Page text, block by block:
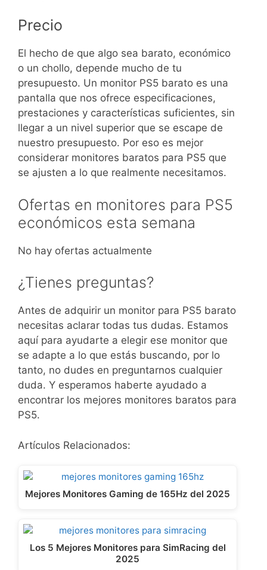
Precio
El hecho de que algo sea barato, económico
o un chollo, depende mucho de tu
presupuesto. Un monitor PS5 barato es una
pantalla que nos ofrece especificaciones,
prestaciones y características suficientes, sin
llegar a un nivel superior que se escape de
nuestro presupuesto. Por eso es mejor
considerar monitores baratos para PS5 que
se ajusten a lo que realmente necesitamos.
Ofertas en monitores para PS5
económicos esta semana
No hay ofertas actualmente
¿Tienes preguntas?
Antes de adquirir un monitor para PS5 barato
necesitas aclarar todas tus dudas. Estamos
aquí para ayudarte a elegir ese monitor que
se adapte a lo que estás buscando, por lo
tanto, no dudes en preguntarnos cualquier
duda. Y esperamos haberte ayudado a
encontrar los mejores monitores baratos para
PS5.
Artículos Relacionados:
Mejores Monitores Gaming de 165Hz del 2025
Los 5 Mejores Monitores para SimRacing del
2025